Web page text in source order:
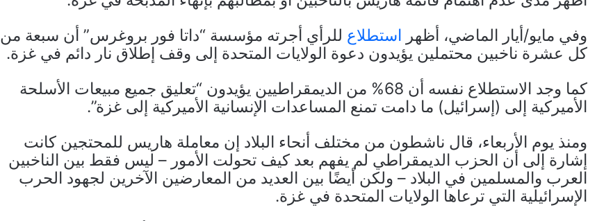
وفي مايو/أيار الماضي، أظهر استطلاع للرأي أجرته مؤسسة “داتا فور بروغرس” أن سبعة من
كل عشرة ناخبين محتملين يؤيدون دعوة الولايات المتحدة إلى وقف إطلاق نار دائم في غزة.
كما وجد الاستطلاع نفسه أن 68% من الديمقراطيين يؤيدون “تعليق جميع مبيعات الأسلحة
الأميركية إلى (إسرائيل) ما دامت تمنع المساعدات الإنسانية الأميركية إلى غزة”.
ومنذ يوم الأربعاء، قال ناشطون من مختلف أنحاء البلاد إن معاملة هاريس للمحتجين كانت
إشارة إلى أن الحزب الديمقراطي لم يفهم بعد كيف تحولت الأمور – ليس فقط بين الناخبين
العرب والمسلمين في البلاد – ولكن أيضًا بين العديد من المعارضين الآخرين لجهود الحرب
الإسرائيلية التي ترعاها الولايات المتحدة في غزة.